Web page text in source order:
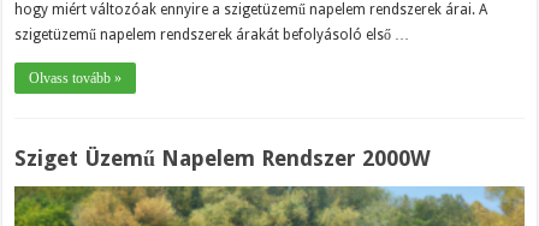
hogy miért változóak ennyire a szigetüzemű napelem rendszerek árai. A
szigetüzemű napelem rendszerek árakát befolyásoló első …
Olvass tovább »
Sziget Üzemű Napelem Rendszer 2000W